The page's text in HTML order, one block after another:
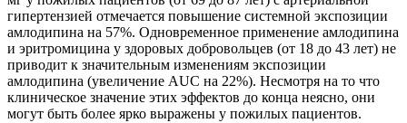
гипертензией отмечается повышение системной экспозиции
амлодипина на 57%. Одновременное применение амлодипина
и эритромицина у здоровых добровольцев (от 18 до 43 лет) не
приводит к значительным изменениям экспозиции
амлодипина (увеличение AUC на 22%). Несмотря на то что
клиническое значение этих эффектов до конца неясно, они
могут быть более ярко выражены у пожилых пациентов.